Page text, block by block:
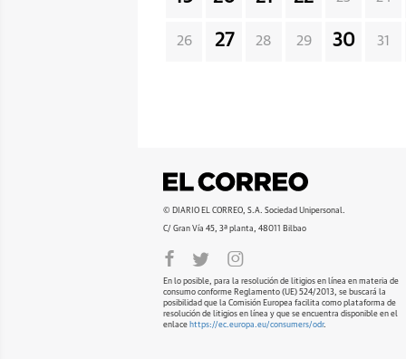
26 27 28 29 30 31
© DIARIO EL CORREO, S.A. Sociedad Unipersonal.
C/ Gran Vía 45, 3ª planta, 48011 Bilbao
En lo posible, para la resolución de litigios en línea en materia de
consumo conforme Reglamento (UE) 524/2013, se buscará la
posibilidad que la Comisión Europea facilita como plataforma de
resolución de litigios en línea y que se encuentra disponible en el
enlace https://ec.europa.eu/consumers/odr.